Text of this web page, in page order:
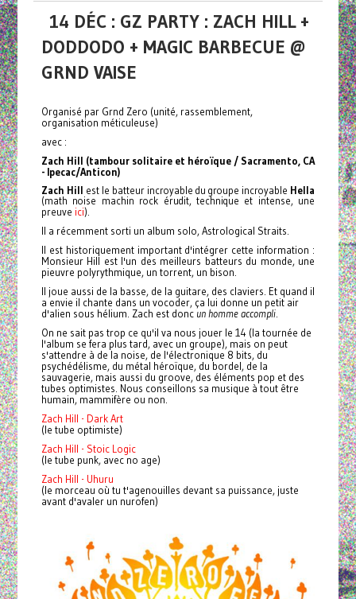
14 DÉC : GZ PARTY : ZACH HILL +
DODDODO + MAGIC BARBECUE @
GRND VAISE
Organisé par Grnd Zero (unité, rassemblement,
organisation méticuleuse)
avec :
Zach Hill (tambour solitaire et héroïque / Sacramento, CA
- Ipecac/Anticon)
Zach Hill est le batteur incroyable du groupe incroyable Hella
(math noise machin rock érudit, technique et intense, une
preuve ici).
Il a récemment sorti un album solo, Astrological Straits.
Il est historiquement important d'intégrer cette information :
Monsieur Hill est l'un des meilleurs batteurs du monde, une
pieuvre polyrythmique, un torrent, un bison.
Il joue aussi de la basse, de la guitare, des claviers. Et quand il
a envie il chante dans un vocoder, ça lui donne un petit air
d'alien sous hélium. Zach est donc un homme accompli.
On ne sait pas trop ce qu'il va nous jouer le 14 (la tournée de
l'album se fera plus tard, avec un groupe), mais on peut
s'attendre à de la noise, de l'électronique 8 bits, du
psychédélisme, du métal héroïque, du bordel, de la
sauvagerie, mais aussi du groove, des éléments pop et des
tubes optimistes. Nous conseillons sa musique à tout être
humain, mammifère ou non.
Zach Hill - Dark Art
(le tube optimiste)
Zach Hill - Stoic Logic
(le tube punk, avec no age)
Zach Hill - Uhuru
(le morceau où tu t'agenouilles devant sa puissance, juste
avant d'avaler un nurofen)